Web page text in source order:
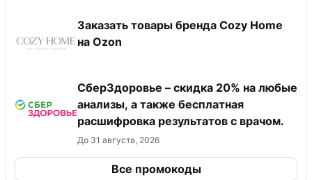
Заказать товары бренда Cozy Home
на Ozon
СберЗдоровье – скидка 20% на любые
анализы, а также бесплатная
расшифровка результатов с врачом.
До 31 августа, 2026
Все промокоды